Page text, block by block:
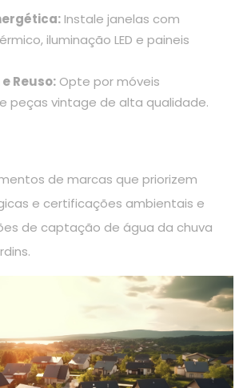
Instale janelas com
iluminação LED e paineis
Reuso: Opte por móveis
peças vintage de alta qualidade.
de marcas que priorizem
e certificações ambientais e
de captação de água da chuva